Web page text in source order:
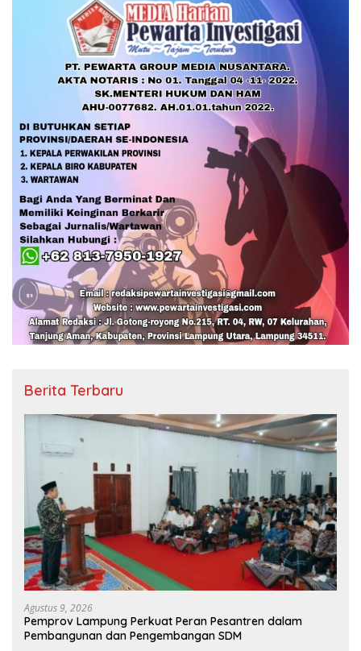
Berita Terbaru
Agustus 9, 2026
Pemprov Lampung Perkuat Peran Pesantren dalam
Pembangunan dan Pengembangan SDM